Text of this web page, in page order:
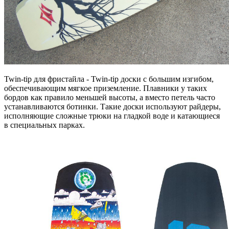
Twin-tip для фристайла - Twin-tip доски с большим изгибом,
обеспечивающим мягкое приземление. Плавники у таких
бордов как правило меньшей высоты, а вместо петель часто
устанавливаются ботинки. Такие доски используют райдеры,
исполняющие сложные трюки на гладкой воде и катающиеся
в специальных парках.